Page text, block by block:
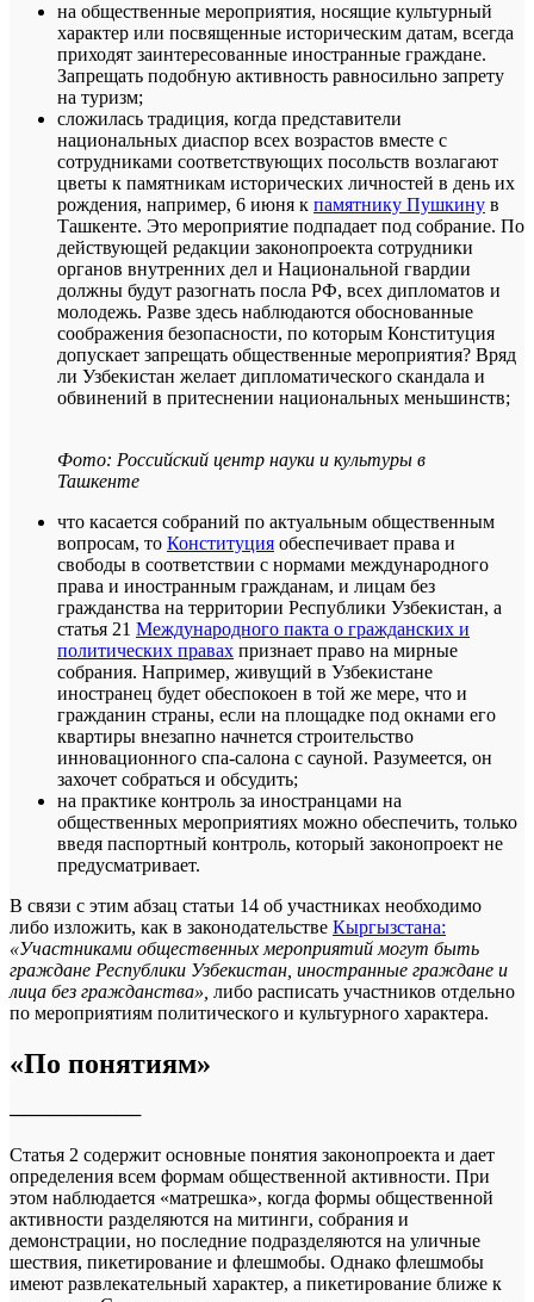
на общественные мероприятия, носящие культурный
характер или посвященные историческим датам, всегда
приходят заинтересованные иностранные граждане.
Запрещать подобную активность равносильно запрету
на туризм;
сложилась традиция, когда представители
национальных диаспор всех возрастов вместе с
сотрудниками соответствующих посольств возлагают
цветы к памятникам исторических личностей в день их
рождения, например, 6 июня к памятнику Пушкину в
Ташкенте. Это мероприятие подпадает под собрание. По
действующей редакции законопроекта сотрудники
органов внутренних дел и Национальной гвардии
должны будут разогнать посла РФ, всех дипломатов и
молодежь. Разве здесь наблюдаются обоснованные
соображения безопасности, по которым Конституция
допускает запрещать общественные мероприятия? Вряд
ли Узбекистан желает дипломатического скандала и
обвинений в притеснении национальных меньшинств;
Фото: Российский центр науки и культуры в
Ташкенте
что касается собраний по актуальным общественным
вопросам, то Конституция обеспечивает права и
свободы в соответствии с нормами международного
права и иностранным гражданам, и лицам без
гражданства на территории Республики Узбекистан, а
статья 21 Международного пакта о гражданских и
политических правах признает право на мирные
собрания. Например, живущий в Узбекистане
иностранец будет обеспокоен в той же мере, что и
гражданин страны, если на площадке под окнами его
квартиры внезапно начнется строительство
инновационного спа-салона с сауной. Разумеется, он
захочет собраться и обсудить;
на практике контроль за иностранцами на
общественных мероприятиях можно обеспечить, только
введя паспортный контроль, который законопроект не
предусматривает.
В связи с этим абзац статьи 14 об участниках необходимо
либо изложить, как в законодательстве Кыргызстана:
«Участниками общественных мероприятий могут быть
граждане Республики Узбекистан, иностранные граждане и
лица без гражданства», либо расписать участников отдельно
по мероприятиям политического и культурного характера.
«По понятиям»
──────────
Статья 2 содержит основные понятия законопроекта и дает
определения всем формам общественной активности. При
этом наблюдается «матрешка», когда формы общественной
активности разделяются на митинги, собрания и
демонстрации, но последние подразделяются на уличные
шествия, пикетирование и флешмобы. Однако флешмобы
имеют развлекательный характер, а пикетирование ближе к